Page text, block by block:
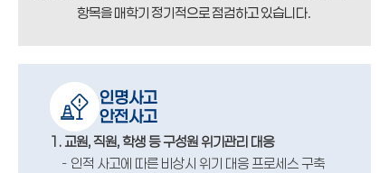
항목을 매학기 정기적으로 점검하고 있습니다.
인명사고
안전사고
1. 교원, 직원, 학생 등 구성원 위기관리 대응
인적 사고에 따른 비상시 위기 대응 프로세스 구축